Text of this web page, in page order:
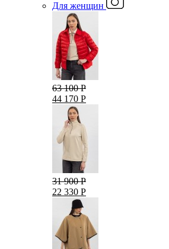
Для женщин
63 100 Р
44 170 Р
31 900 Р
22 330 Р